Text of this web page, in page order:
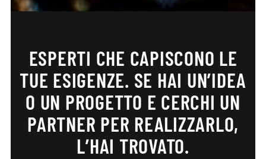
ESPERTI CHE CAPISCONO LE
TUE ESIGENZE. SE HAI UN’IDEA
O UN PROGETTO E CERCHI UN
PARTNER PER REALIZZARLO,
L’HAI TROVATO.